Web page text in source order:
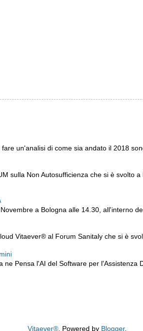
un'analisi di come sia andato il 2018
sulla Non Autosufficienza che si è svolto
a Bologna alle 14.30, all'interno
Vitaever® al Forum Sanitaly che si è
Pensa l'AI del Software per l'Assistenza
Vitaever®. Powered by Blogger.